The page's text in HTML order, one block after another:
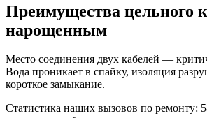
Преимущества цельного
нарощенным
Место соединения двух кабелей —
Вода проникает в спайку, изоляция
короткое замыкание.
Статистика наших вызовов по ремонту: